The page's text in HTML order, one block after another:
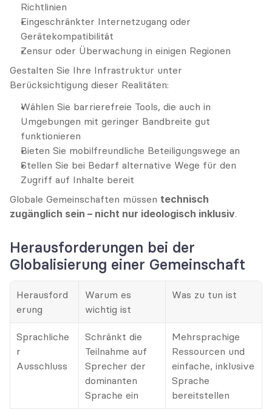
Richtlinien
Eingeschränkter Internetzugang oder
Gerätekompatibilität
Zensur oder Überwachung in einigen Regionen
Gestalten Sie Ihre Infrastruktur unter
Berücksichtigung dieser Realitäten:
Wählen Sie barrierefreie Tools, die auch in
Umgebungen mit geringer Bandbreite gut
funktionieren
Bieten Sie mobilfreundliche Beteiligungswege an
Stellen Sie bei Bedarf alternative Wege für den
Zugriff auf Inhalte bereit
Globale Gemeinschaften müssen technisch
zugänglich sein – nicht nur ideologisch inklusiv.
Herausforderungen bei der
Globalisierung einer Gemeinschaft
Herausford
erung
Warum es
wichtig ist
Was zu tun ist
Sprachliche
r
Ausschluss
Schränkt die
Teilnahme auf
Sprecher der
dominanten
Sprache ein
Mehrsprachige
Ressourcen und
einfache, inklusive
Sprache
bereitstellen